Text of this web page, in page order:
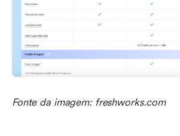
Fonte da imagem: freshworks.com